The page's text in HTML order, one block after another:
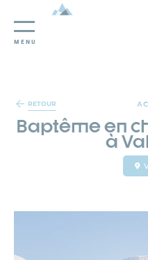
Panneau de gestion des cookies
MENU
RETOUR
Baptême en
à